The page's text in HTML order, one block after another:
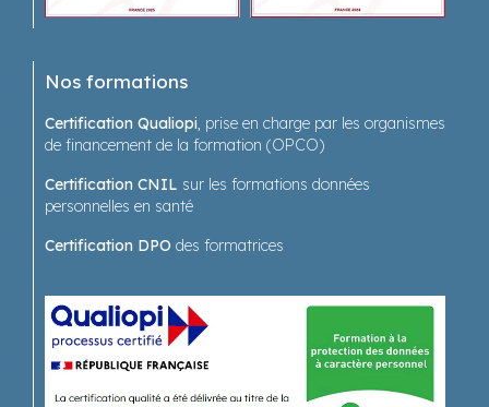
Nos formations
Certification Qualiopi, prise en charge par les organismes
de financement de la formation (OPCO)
Certification CNIL sur les formations données
personnelles en santé
Certification DPO des formatrices